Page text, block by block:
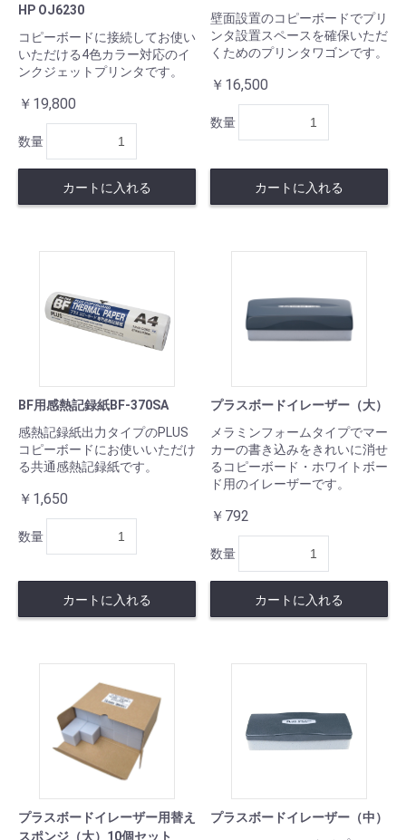
HP OJ6230
コピーボードに接続してお使い
いただける4色カラー対応のイ
ンクジェットプリンタです。
￥19,800
数量
カートに入れる
壁面設置のコピーボードでプリ
ンタ設置スペースを確保いただ
くためのプリンタワゴンです。
￥16,500
数量
カートに入れる
BF用感熱記録紙BF-370SA
感熱記録紙出力タイプのPLUS
コピーボードにお使いいただけ
る共通感熱記録紙です。
￥1,650
数量
カートに入れる
プラスボードイレーザー（大）
メラミンフォームタイプでマー
カーの書き込みをきれいに消せ
るコピーボード・ホワイトボー
ド用のイレーザーです。
￥792
数量
カートに入れる
プラスボードイレーザー用替え
スポンジ（大）10個セット
プラスボードイレーザー（中）